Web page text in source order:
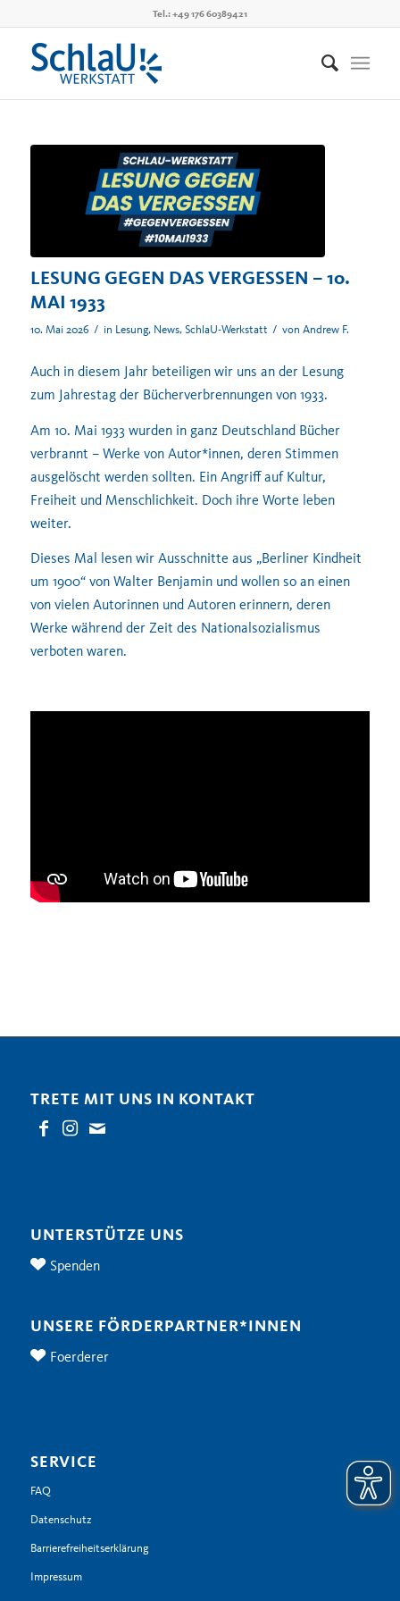
Tel.: +49 176 60389421
LESUNG GEGEN DAS VERGESSEN – 10.
MAI 1933
10. Mai 2026 / in Lesung, News,SchlaU-Werkstatt / von Andrew F.
Auch in diesem Jahr beteiligen wir uns an der Lesung
zum Jahrestag der Bücherverbrennungen von 1933.
Am 10. Mai 1933 wurden in ganz Deutschland Bücher
verbrannt – Werke von Autor*innen, deren Stimmen
ausgelöscht werden sollten. Ein Angriff auf Kultur,
Freiheit und Menschlichkeit. Doch ihre Worte leben
weiter.
Dieses Mal lesen wir Ausschnitte aus „Berliner Kindheit
um 1900“ von Walter Benjamin und wollen so an einen
von vielen Autorinnen und Autoren erinnern, deren
Werke während der Zeit des Nationalsozialismus
verboten waren.
TRETE MIT UNS IN KONTAKT
UNTERSTÜTZE UNS
Spenden
UNSERE FÖRDERPARTNER*INNEN
Foerderer
SERVICE
FAQ
Datenschutz
Barrierefreiheitserklärung
Impressum